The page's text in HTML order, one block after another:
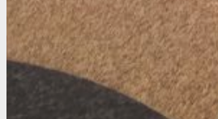
планируют обустроить в
крае в следующем году
Читайте нас в соцсетях: ВКонтакте
Одноклассники, Телеграмили
Яндекс.ДзениМАКС
Как вам материал?
Удивило